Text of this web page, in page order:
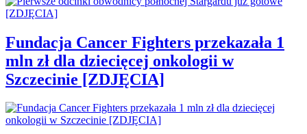
Fundacja Cancer Fighters przekazała 1
mln zł dla dziecięcej onkologii w
Szczecinie [ZDJĘCIA]